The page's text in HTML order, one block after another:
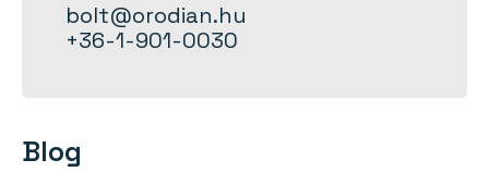
bolt@orodian.hu
+36-1-901-0030
Blog